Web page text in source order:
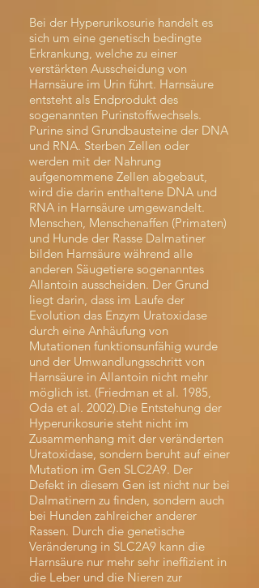
Bei der Hyperurikosurie handelt es
sich um eine genetisch bedingte
Erkrankung, welche zu einer
verstärkten Ausscheidung von
Harnsäure im Urin führt. Harnsäure
entsteht als Endprodukt des
sogenannten Purinstoffwechsels.
Purine sind Grundbausteine der DNA
und RNA. Sterben Zellen oder
werden mit der Nahrung
aufgenommene Zellen abgebaut,
wird die darin enthaltene DNA und
RNA in Harnsäure umgewandelt.
Menschen, Menschenaffen (Primaten)
und Hunde der Rasse Dalmatiner
bilden Harnsäure während alle
anderen Säugetiere sogenanntes
Allantoin ausscheiden. Der Grund
liegt darin, dass im Laufe der
Evolution das Enzym Uratoxidase
durch eine Anhäufung von
Mutationen funktionsunfähig wurde
und der Umwandlungsschritt von
Harnsäure in Allantoin nicht mehr
möglich ist. (Friedman et al. 1985,
Oda et al. 2002).Die Entstehung der
Hyperurikosurie steht nicht im
Zusammenhang mit der veränderten
Uratoxidase, sondern beruht auf einer
Mutation im Gen SLC2A9. Der
Defekt in diesem Gen ist nicht nur bei
Dalmatinern zu finden, sondern auch
bei Hunden zahlreicher anderer
Rassen. Durch die genetische
Veränderung in SLC2A9 kann die
Harnsäure nur mehr sehr ineffizient in
die Leber und die Nieren zur